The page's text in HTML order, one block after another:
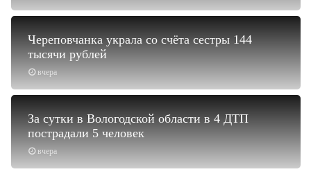
вчера
Череповчанка украла со счёта сестры 144
тысячи рублей
вчера
За сутки в Вологодской области в 4 ДТП
пострадали 5 человек